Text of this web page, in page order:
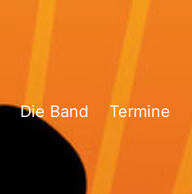
Die Band Termine